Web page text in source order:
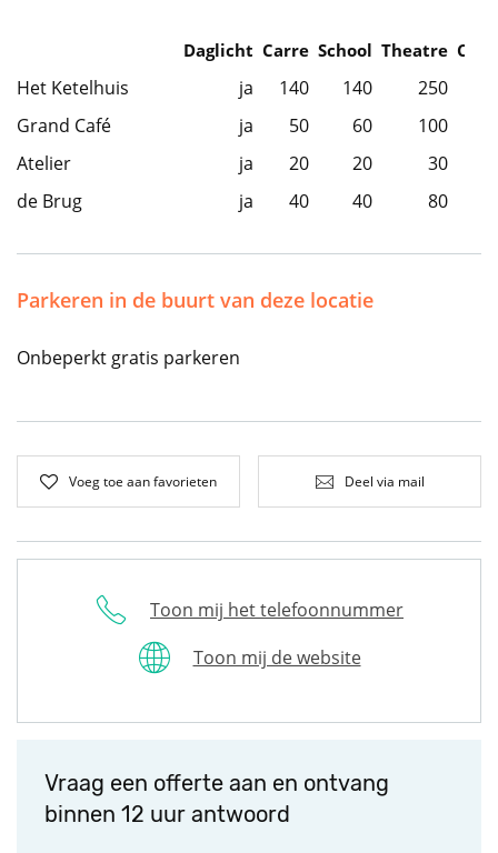
Daglicht Carre School Theatre
Het Ketelhuis ja 140 140 250
Grand Café
ja 50 60
100
Atelier
ja 20 20
30
de Brug
ja 40 40 80
Parkeren in de buurt van deze locatie
Onbeperkt gratis parkeren
Voeg toe aan favorieten Deel via mail
Toon mij het telefoonnummer
Toon mij de website
Vraag een offerte aan en ontvang
binnen 12 uur antwoord